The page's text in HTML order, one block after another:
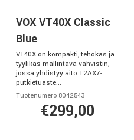
VOX VT40X Classic
Blue
VT40X on kompakti, tehokas ja
tyylikäs mallintava vahvistin,
jossa yhdistyy aito 12AX7-
putkietuaste...
Tuotenumero 8042543
€299,00